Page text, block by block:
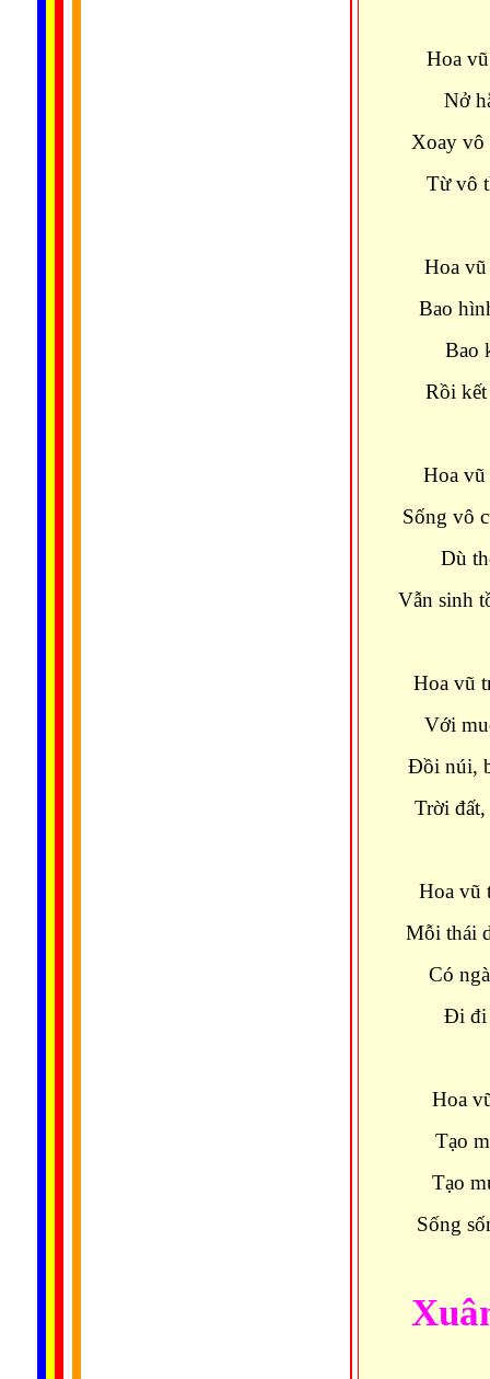
Hoa
Nở
Xoay vô
Từ vô
Hoa
Bao
Bao
Rồi
Hoa vũ
Sống vô
Dù
Vẫn sinh
Hoa vũ
Với
Đồi núi,
Trời đất,
Hoa vũ
Mỗi thái
Có
Đi đi
Hoa
Tạo
Tạo
Sống